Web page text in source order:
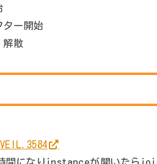
ー開始
散
間になりinstanceが開いたら